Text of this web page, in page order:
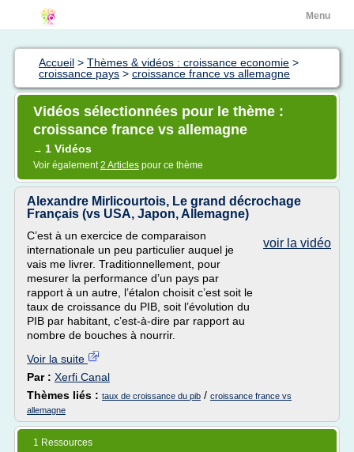
Menu
Accueil > Thèmes & vidéos : croissance economie >
croissance pays > croissance france vs allemagne
Vidéos sélectionnées pour le thème :
croissance france vs allemagne
→ 1 Vidéos
Voir également2 Articles pour ce thème
Alexandre Mirlicourtois, Le grand décrochage
Français (vs USA, Japon, Allemagne)
voir la vidéo
C’est à un exercice de comparaison
internationale un peu particulier auquel je
vais me livrer. Traditionnellement, pour
mesurer la performance d’un pays par
rapport à un autre, l’étalon choisit c’est soit le
taux de croissance du PIB, soit l’évolution du
PIB par habitant, c’est-à-dire par rapport au
nombre de bouches à nourrir.
Voir la suite
Par : Xerfi Canal
Thèmes liés : taux de croissance du pib / croissance france vs
allemagne
1 Ressources